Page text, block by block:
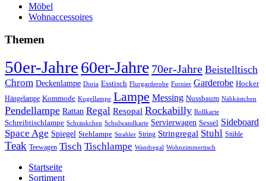
Möbel
Wohnaccessoires
Themen
50er-Jahre60er-Jahre 70er-Jahre Beistelltisch
Chrom Deckenlampe Doria Esstisch Flurgarderobe Furnier Garderobe Hocker
Hängelampe Kommode Kugellampe Lampe Messing Nussbaum Nähkästchen
Pendellampe Rattan Regal Resopal Rockabilly Rollkarte
Schreibtischlampe Schränkchen Schulwandkarte Servierwagen Sessel Sideboard
Space Age Spiegel Stehlampe Strahler String Stringregal Stuhl Stühle
Teak Teewagen Tisch Tischlampe Wandregal Wohnzimmertisch
Startseite
Sortiment